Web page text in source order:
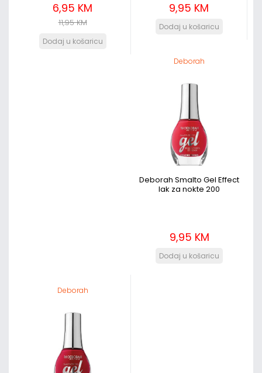
6,95 KM
11,95 KM
9,95 KM
Deborah
Deborah Smalto Gel Effect
lak za nokte 200
9,95 KM
Deborah